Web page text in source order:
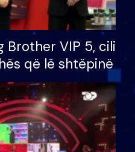
Brother VIP 5, cili
që lë shtëpinë